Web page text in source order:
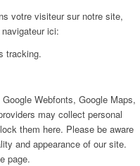
votre visiteur sur notre site,
ici:
tracking.
Webfonts, Google Maps,
may collect personal
them here. Please be aware
and appearance of our site.
page.